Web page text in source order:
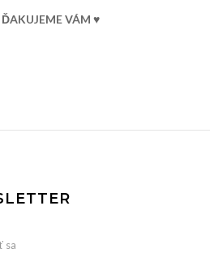
VÁM ♥
sa